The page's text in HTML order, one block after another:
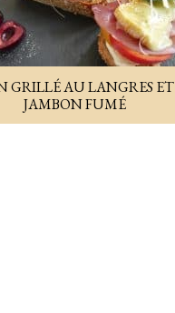
GRILLÉ AU LANGRES ET
JAMBON FUMÉ